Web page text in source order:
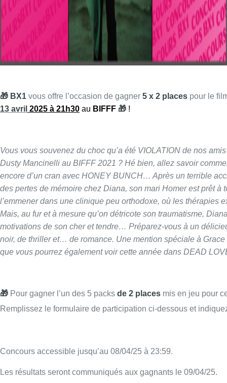
🎁 BX1 vous offre l’occasion de gagner 5 x 2 places pour le
13 avril 2025 à 21h30 au BIFFF 🎁 !
Vous vous souvenez du choc qu’a été VIOLATION de nos
Dusty Mancinelli au BIFFF 2021 ? Hé bien, allez savoir
encore d’un cran avec HONEY BUNCH… Après un terrible
des pertes de mémoire chez Diana, son mari Homer est prêt à
l’emmener dans une clinique peu orthodoxe, où les thérapies
Mais, au fur et à mesure qu’on détricote son traumatisme,
motivations de son cher et tendre… Préparez-vous à un
noir, de thriller et… de romance. Une mention spéciale à
que vous pourrez également voir cette année dans DEAD
🎁 Pour gagner l’un des 5 packs de 2 places mis en jeu pour
Remplissez le formulaire de participation ci-dessous et
Concours accessible jusqu’au 08/04/25 à 23:59.
Les résultats seront communiqués aux gagnants le 09/04/25.